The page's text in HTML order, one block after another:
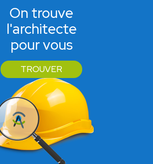
On trouve
l'architecte
pour vous
TROUVER